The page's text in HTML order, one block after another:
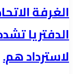
الغرفة
الدفتريا
لاسترداد هم.